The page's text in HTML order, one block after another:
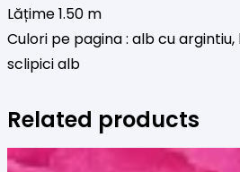
Lățime 1.50 m
Culori pe pagina : alb cu
sclipici alb
Related products